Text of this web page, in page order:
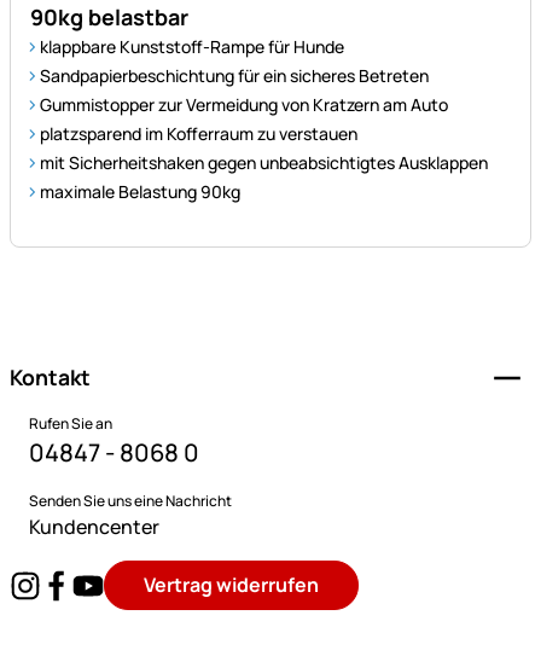
90kg belastbar
klappbare Kunststoff-Rampe für Hunde
Sandpapierbeschichtung für ein sicheres Betreten
Gummistopper zur Vermeidung von Kratzern am Auto
platzsparend im Kofferraum zu verstauen
mit Sicherheitshaken gegen unbeabsichtigtes Ausklappen
maximale Belastung 90kg
Kontakt
Rufen Sie an
04847 - 8068 0
Senden Sie uns eine Nachricht
Kundencenter
Vertrag widerrufen